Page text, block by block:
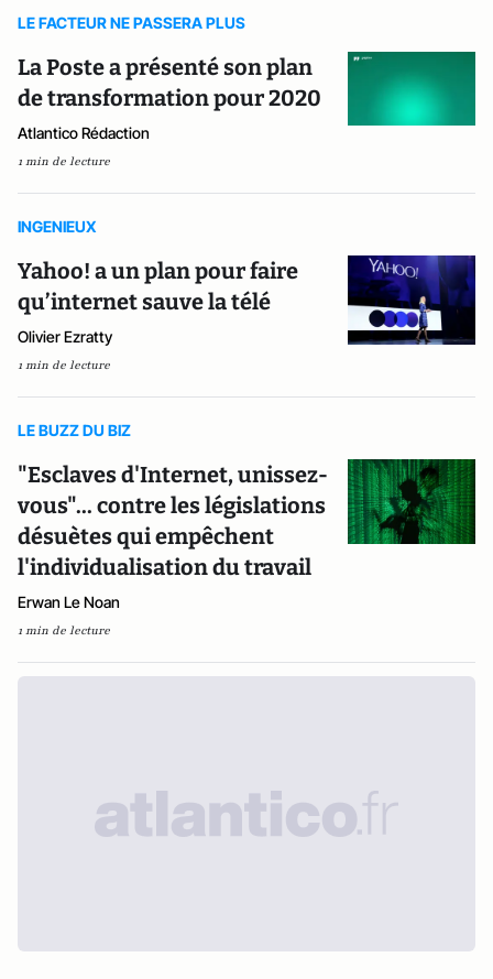
LE FACTEUR NE PASSERA PLUS
La Poste a présenté son plan
de transformation pour 2020
Atlantico Rédaction
1 min de lecture
INGENIEUX
Yahoo! a un plan pour faire
qu’internet sauve la télé
Olivier Ezratty
1 min de lecture
LE BUZZ DU BIZ
"Esclaves d'Internet, unissez-
vous"... contre les législations
désuètes qui empêchent
l'individualisation du travail
Erwan Le Noan
1 min de lecture